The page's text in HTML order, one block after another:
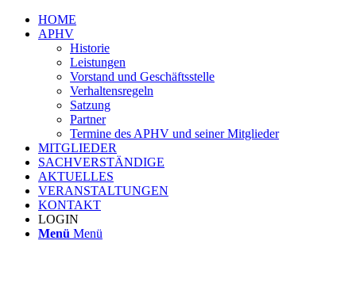
HOME
APHV
Historie
Leistungen
Vorstand und Geschäftsstelle
Verhaltensregeln
Satzung
Partner
Termine des APHV und seiner Mitglieder
MITGLIEDER
SACHVERSTÄNDIGE
AKTUELLES
VERANSTALTUNGEN
KONTAKT
LOGIN
Menü Menü